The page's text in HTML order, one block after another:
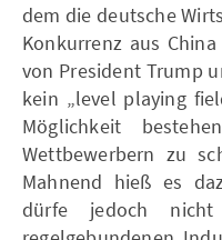
dem die deutsche
Konkurrenz aus
von President Trump
kein „level playing
Möglichkeit
Wettbewerbern zu
Mahnend hieß es
dürfe jedoch